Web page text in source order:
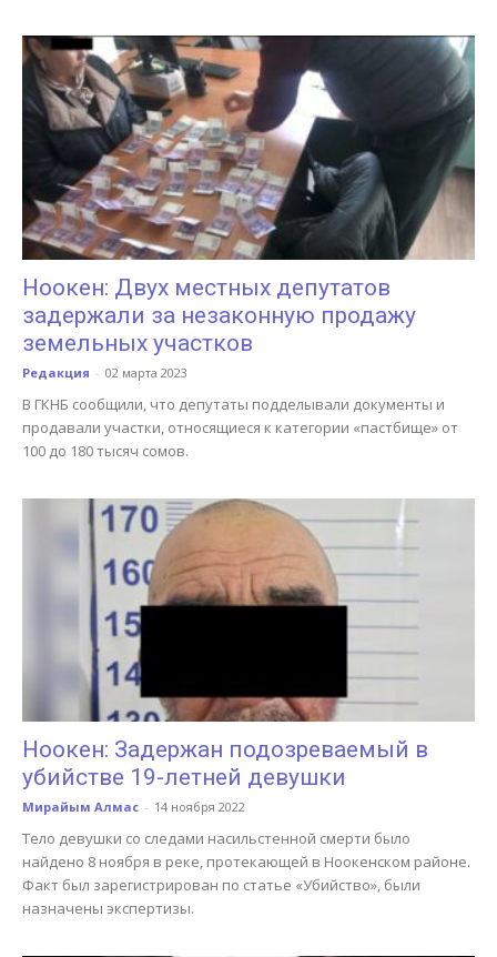
Ноокен: Двух местных депутатов
задержали за незаконную продажу
земельных участков
Редакция - 02 марта 2023
В ГКНБ сообщили, что депутаты подделывали документы и
продавали участки, относящиеся к категории «пастбище» от
100 до 180 тысяч сомов.
Ноокен: Задержан подозреваемый в
убийстве 19-летней девушки
Мирайым Алмас - 14 ноября 2022
Тело девушки со следами насильстенной смерти было
найдено 8 ноября в реке, протекающей в Ноокенском районе.
Факт был зарегистрирован по статье «Убийство», были
назначены экспертизы.